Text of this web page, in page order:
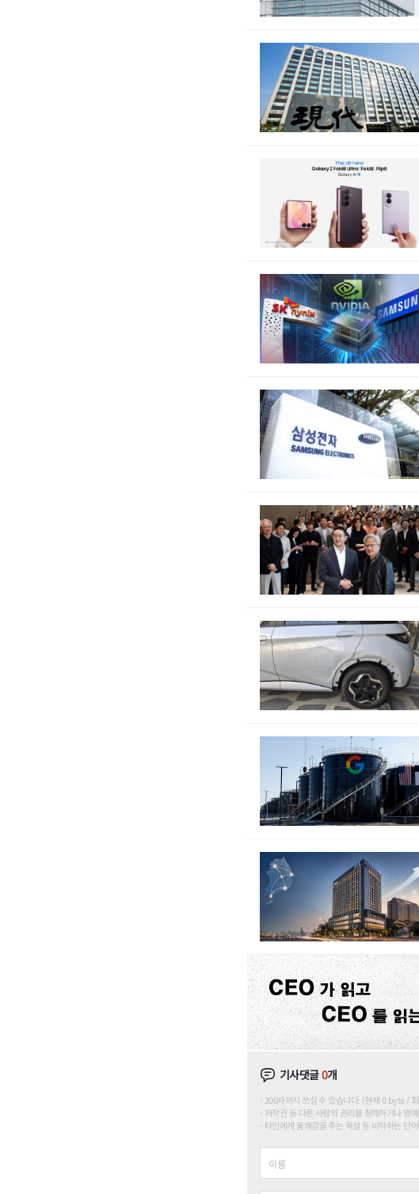
기사댓글0개
200자까지 쓰실 수 있습니다. (현재 0 byte /
저작권 등 다른 사람의 권리를 침해하거나 명
타인에게 불쾌감을 주는 욕설 등 비하하는 단